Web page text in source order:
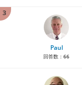
3
Paul
回答数： 66